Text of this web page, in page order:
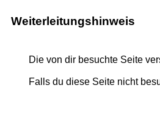
Weiterleitungshinweis
Die von dir besuchte Seite
Falls du diese Seite nicht